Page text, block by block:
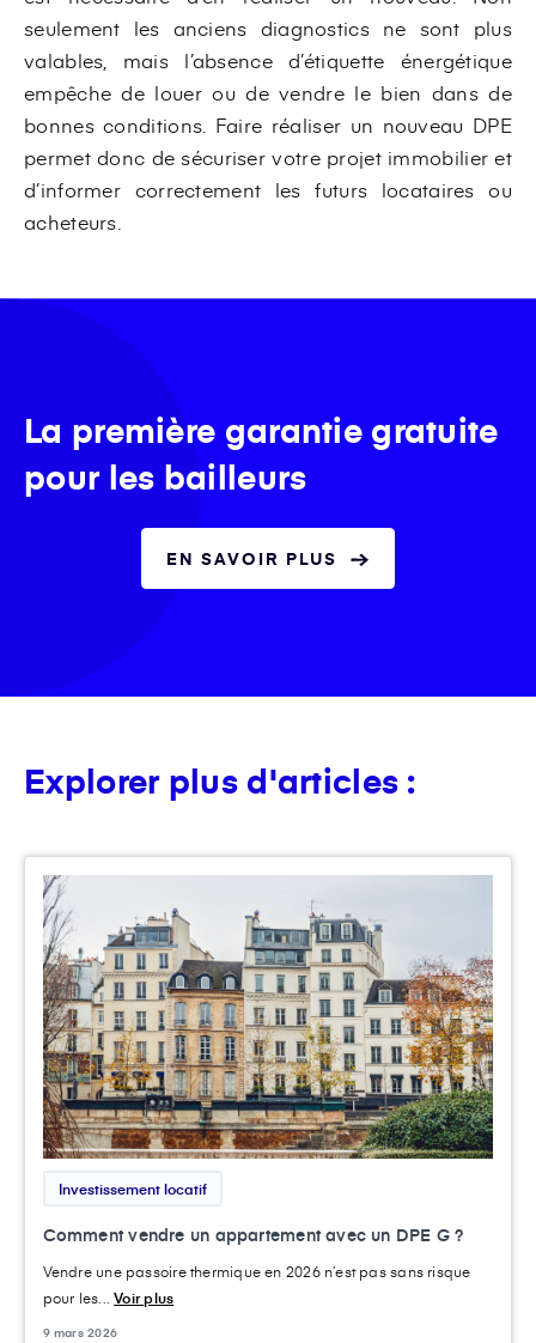
seulement les anciens diagnostics ne sont plus
valables, mais l’absence d’étiquette énergétique
empêche de louer ou de vendre le bien dans de
bonnes conditions. Faire réaliser un nouveau DPE
permet donc de sécuriser votre projet immobilier et
d’informer correctement les futurs locataires ou
acheteurs.
La première garantie gratuite
pour les bailleurs
EN SAVOIR PLUS
Explorer plus d'articles :
Investissement locatif
Comment vendre un appartement avec un DPE G ?
Vendre une passoire thermique en 2026 n’est pas sans risque
pour les...Voir plus
9 mars 2026